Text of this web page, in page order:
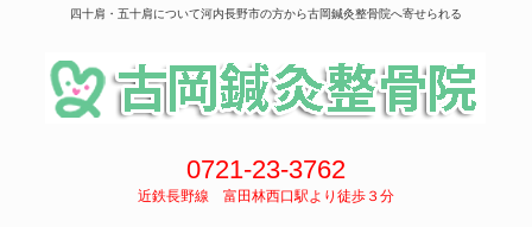
四十肩・五十肩について河内長野市の方から古岡鍼灸整骨院へ寄せられる
0721-23-3762
近鉄長野線 富田林西口駅より徒歩３分